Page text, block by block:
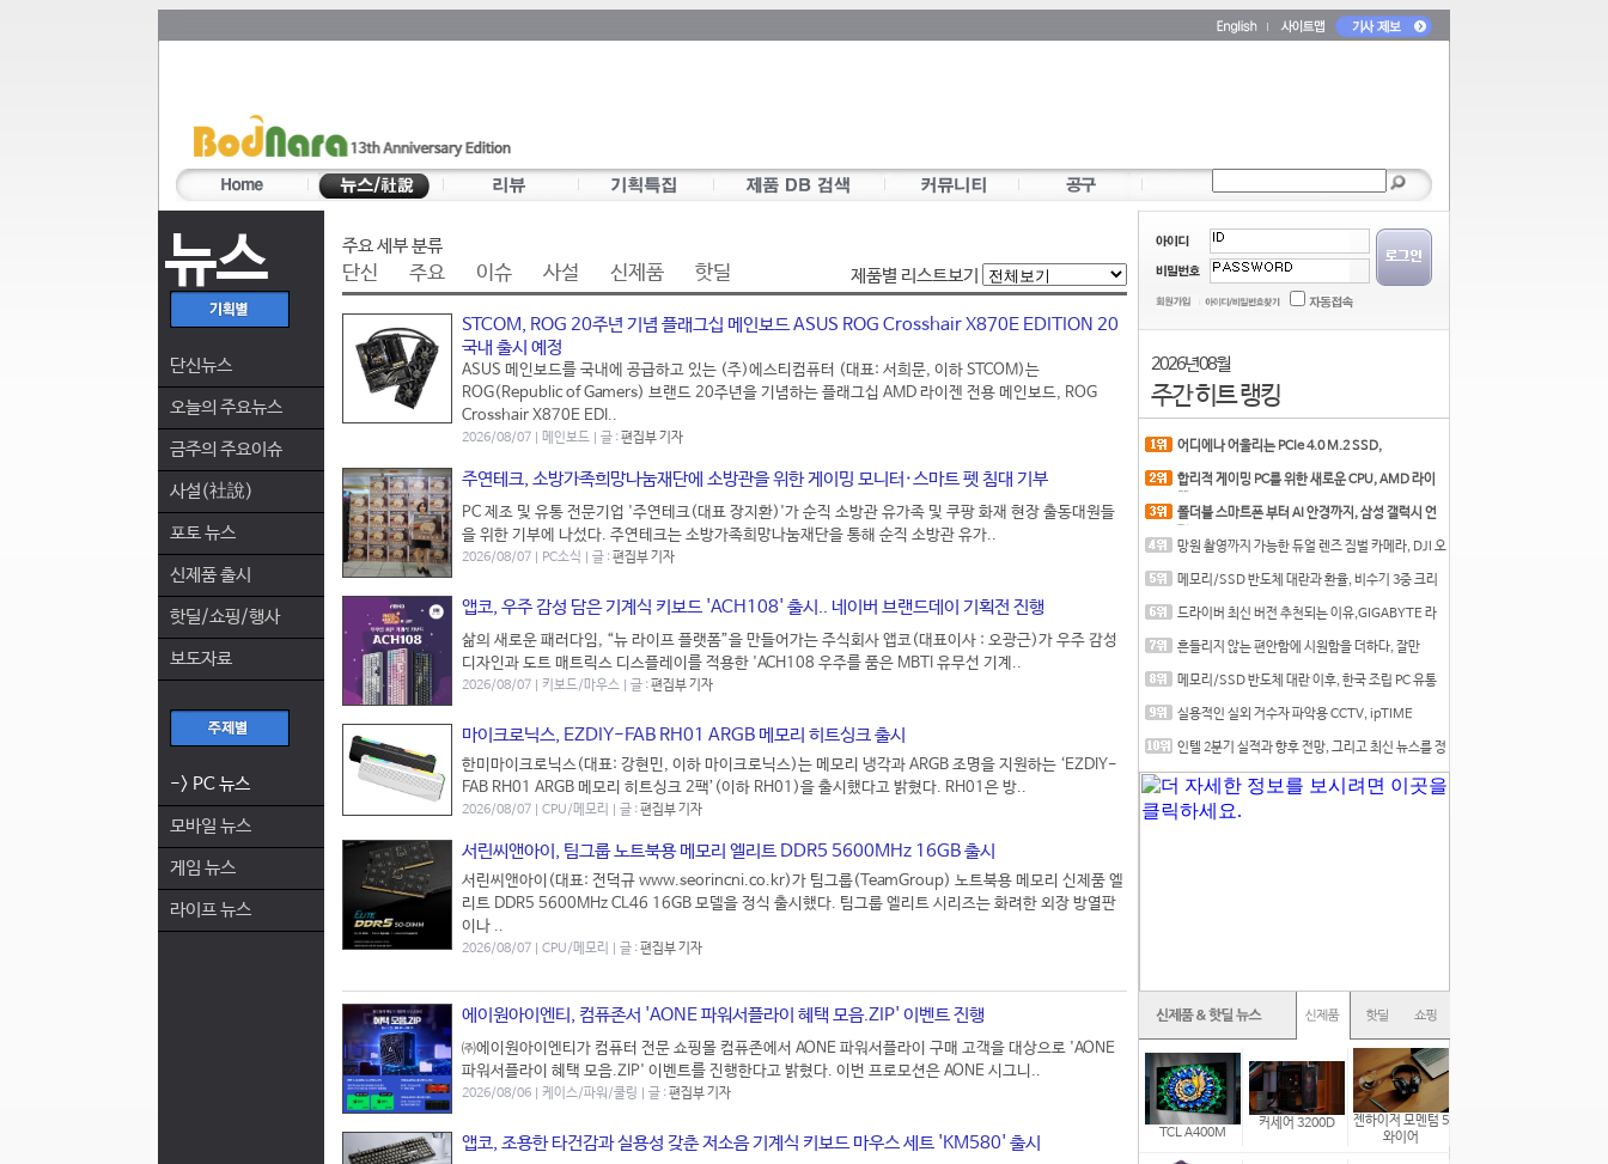
뉴스
단신뉴스
오늘의 주요뉴스
금주의 주요이슈
사설(社說)
포토 뉴스
신제품 출시
핫딜/쇼핑/행사
보도자료
-> PC 뉴스
모바일 뉴스
게임 뉴스
라이프 뉴스
주요 세부 분류
단신 주요 이슈 사설 신제품 핫딜 제품별 리스트보기
STCOM, ROG 20주년 기념 플래그십 메인보드 ASUS ROG Crosshair X870E EDITION 20
국내 출시 예정
ASUS 메인보드를 국내에 공급하고 있는 (주)에스티컴퓨터 (대표: 서희문, 이하 STCOM)는
ROG(Republic of Gamers) 브랜드 20주년을 기념하는 플래그십 AMD 라이젠 전용 메인보드, ROG
Crosshair X870E EDI..
2026/08/07 | 메인보드 | 글 :편집부 기자
주연테크, 소방가족희망나눔재단에 소방관을 위한 게이밍 모니터·스마트 펫 침대 기부
PC 제조 및 유통 전문기업 '주연테크(대표 장지환)'가 순직 소방관 유가족 및 쿠팡 화재 현장 출동대원들
을 위한 기부에 나섰다. 주연테크는 소방가족희망나눔재단을 통해 순직 소방관 유가..
2026/08/07 | PC소식 | 글 :편집부 기자
앱코, 우주 감성 담은 기계식 키보드 'ACH108' 출시.. 네이버 브랜드데이 기획전 진행
삶의 새로운 패러다임, “뉴 라이프 플랫폼”을 만들어가는 주식회사 앱코(대표이사 : 오광근)가 우주 감성
디자인과 도트 매트릭스 디스플레이를 적용한 'ACH108 우주를 품은 MBTI 유무선 기계..
2026/08/07 | 키보드/마우스 | 글 :편집부 기자
마이크로닉스, EZDIY-FAB RH01 ARGB 메모리 히트싱크 출시
한미마이크로닉스(대표: 강현민, 이하 마이크로닉스)는 메모리 냉각과 ARGB 조명을 지원하는 ‘EZDIY-
FAB RH01 ARGB 메모리 히트싱크 2팩’(이하 RH01)을 출시했다고 밝혔다. RH01은 방..
2026/08/07 | CPU/메모리 | 글 :편집부 기자
서린씨앤아이, 팀그룹 노트북용 메모리 엘리트 DDR5 5600MHz 16GB 출시
서린씨앤아이(대표: 전덕규 www.seorincni.co.kr)가 팀그룹(TeamGroup) 노트북용 메모리 신제품 엘
리트 DDR5 5600MHz CL46 16GB 모델을 정식 출시했다. 팀그룹 엘리트 시리즈는 화려한 외장 방열판
이나 ..
2026/08/07 | CPU/메모리 | 글 :편집부 기자
에이원아이엔티, 컴퓨존서 'AONE 파워서플라이 혜택 모음.ZIP' 이벤트 진행
㈜에이원아이엔티가 컴퓨터 전문 쇼핑몰 컴퓨존에서 AONE 파워서플라이 구매 고객을 대상으로 'AONE
파워서플라이 혜택 모음.ZIP' 이벤트를 진행한다고 밝혔다. 이번 프로모션은 AONE 시그니..
2026/08/06 | 케이스/파워/쿨링 | 글 :편집부 기자
앱코, 조용한 타건감과 실용성 갖춘 저소음 기계식 키보드 마우스 세트 'KM580' 출시
2026년 08월
주간 히트 랭킹
어디에나 어울리는 PCIe 4.0 M.2 SSD,
합리적 게이밍 PC를 위한 새로운 CPU, AMD 라이
폴더블 스마트폰 부터 AI 안경까지, 삼성 갤럭시 언
망원 촬영까지 가능한 듀얼 렌즈 짐벌 카메라, DJI 오
메모리/SSD 반도체 대란과 환율, 비수기 3중 크리
드라이버 최신 버전 추천되는 이유,GIGABYTE 라
흔들리지 않는 편안함에 시원함을 더하다, 잘만
메모리/SSD 반도체 대란 이후, 한국 조립 PC 유통
실용적인 실외 거수자 파악용 CCTV, ipTIME
인텔 2분기 실적과 향후 전망, 그리고 최신 뉴스를 정
TCL A400M
커세어 3200D
젠하이저 모멘텀 5
와이어